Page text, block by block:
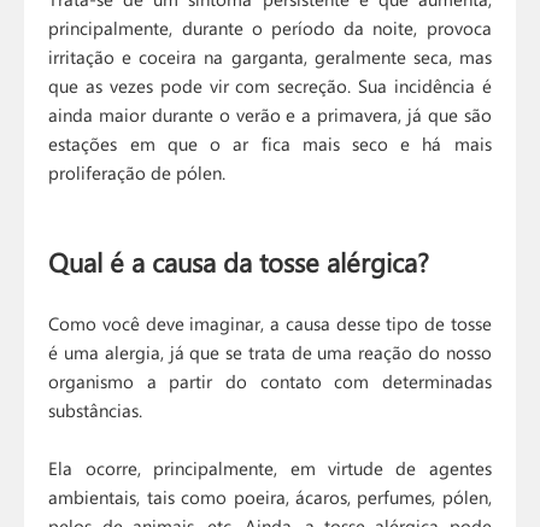
principalmente, durante o período da noite, provoca
irritação e coceira na garganta, geralmente seca, mas
que as vezes pode vir com secreção. Sua incidência é
ainda maior durante o verão e a primavera, já que são
estações em que o ar fica mais seco e há mais
proliferação de pólen.
Qual é a causa da tosse alérgica?
Como você deve imaginar, a causa desse tipo de tosse
é uma alergia, já que se trata de uma reação do nosso
organismo a partir do contato com determinadas
substâncias.
Ela ocorre, principalmente, em virtude de agentes
ambientais, tais como poeira, ácaros, perfumes, pólen,